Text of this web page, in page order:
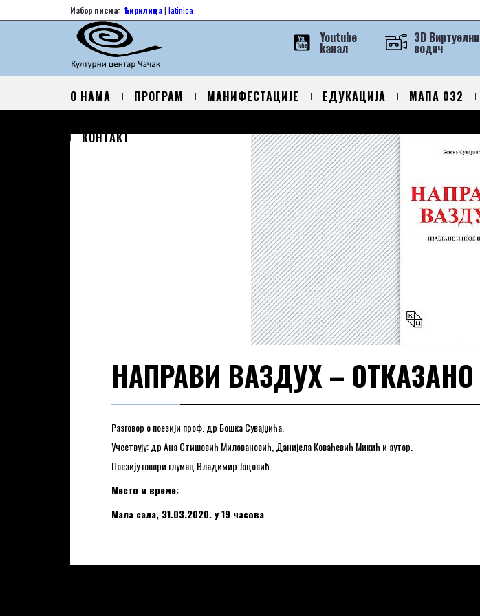
Избор писма: ћирилица| latinica
3D Виртуелни
водич
Youtube
kанал
О НАМА ПРОГРАМ МАНИФЕСТАЦИЈЕ ЕДУКАЦИЈА МАПА 032
КОНТАКТ
НАПРАВИ ВАЗДУХ – ОТКАЗАНО
Разговор о поезији проф. др Бошка Сувајџића.
Учествују: др Ана Стишовић Миловановић, Данијела Коваћевић Микић и аутор.
Поезију говори глумац Владимир Јоцовић.
Место и време:
Мала сала, 31.03.2020. у 19 часова